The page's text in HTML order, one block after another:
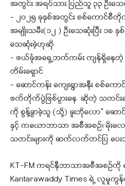
အတွင်း အရပ်သား ပြည်သူ ၃၃ ဦးသေ
– ၂၀၂၅ ခုနှစ်အတွင်း စစ်ကောင်စီ
အမျိုးသမီး(၁၂ ) ဦးသေဆုံးပြီး ၁၈
သေဆုံးခဲ့ဟုဆို
– ဖယ်ခုံအရှေ့ဘက်ကမ်း ကျန်ရှိနေ
တိမ်းရှောင်
– ဆောင်ကန်း ကျေးရွာအနီး စစ်ကော
ဖက်တိုက်ပွဲဖြစ်ပွားနေ ဆိုတဲ့ သတ
ကို စွန့်ခွာခဲ့သူ (သို့) ခူးဘိုလော” ဆော
နှင့် ကယောဘာသာ အစီအစဥ်၊ မိုးလ
သတင်းများကို ဆက်လက်တင်ပြ ပေးသွ
KT-FM ကရင်နီဘာသာအစီအစဉ်ကို
Kantarawaddy Times ရဲ့ လူမှု